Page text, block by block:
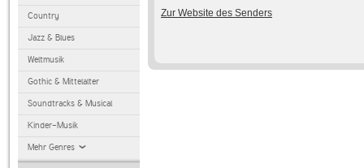
Country
Jazz & Blues
Weltmusik
Gothic & Mittelalter
Soundtracks & Musical
Kinder-Musik
Mehr Genres
Zur Website des Senders